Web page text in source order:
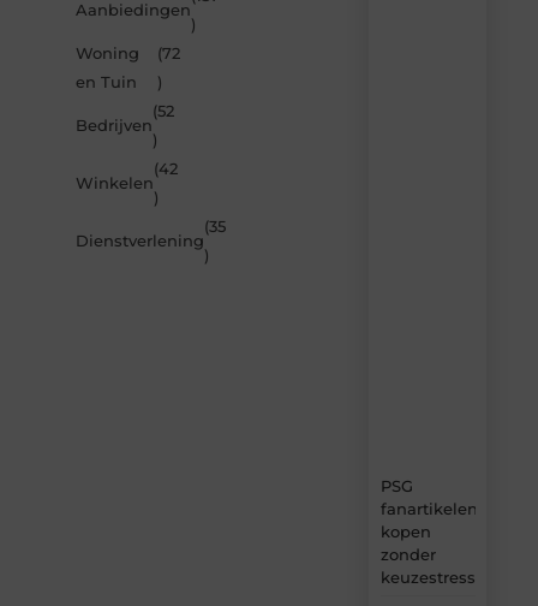
Aanbiedingen
)
Woning
en Tuin
(72
)
Bedrijven
(52
)
Winkelen
(42
)
Dienstverlening
(35
)
PSG
fanartikelen
kopen
zonder
keuzestress